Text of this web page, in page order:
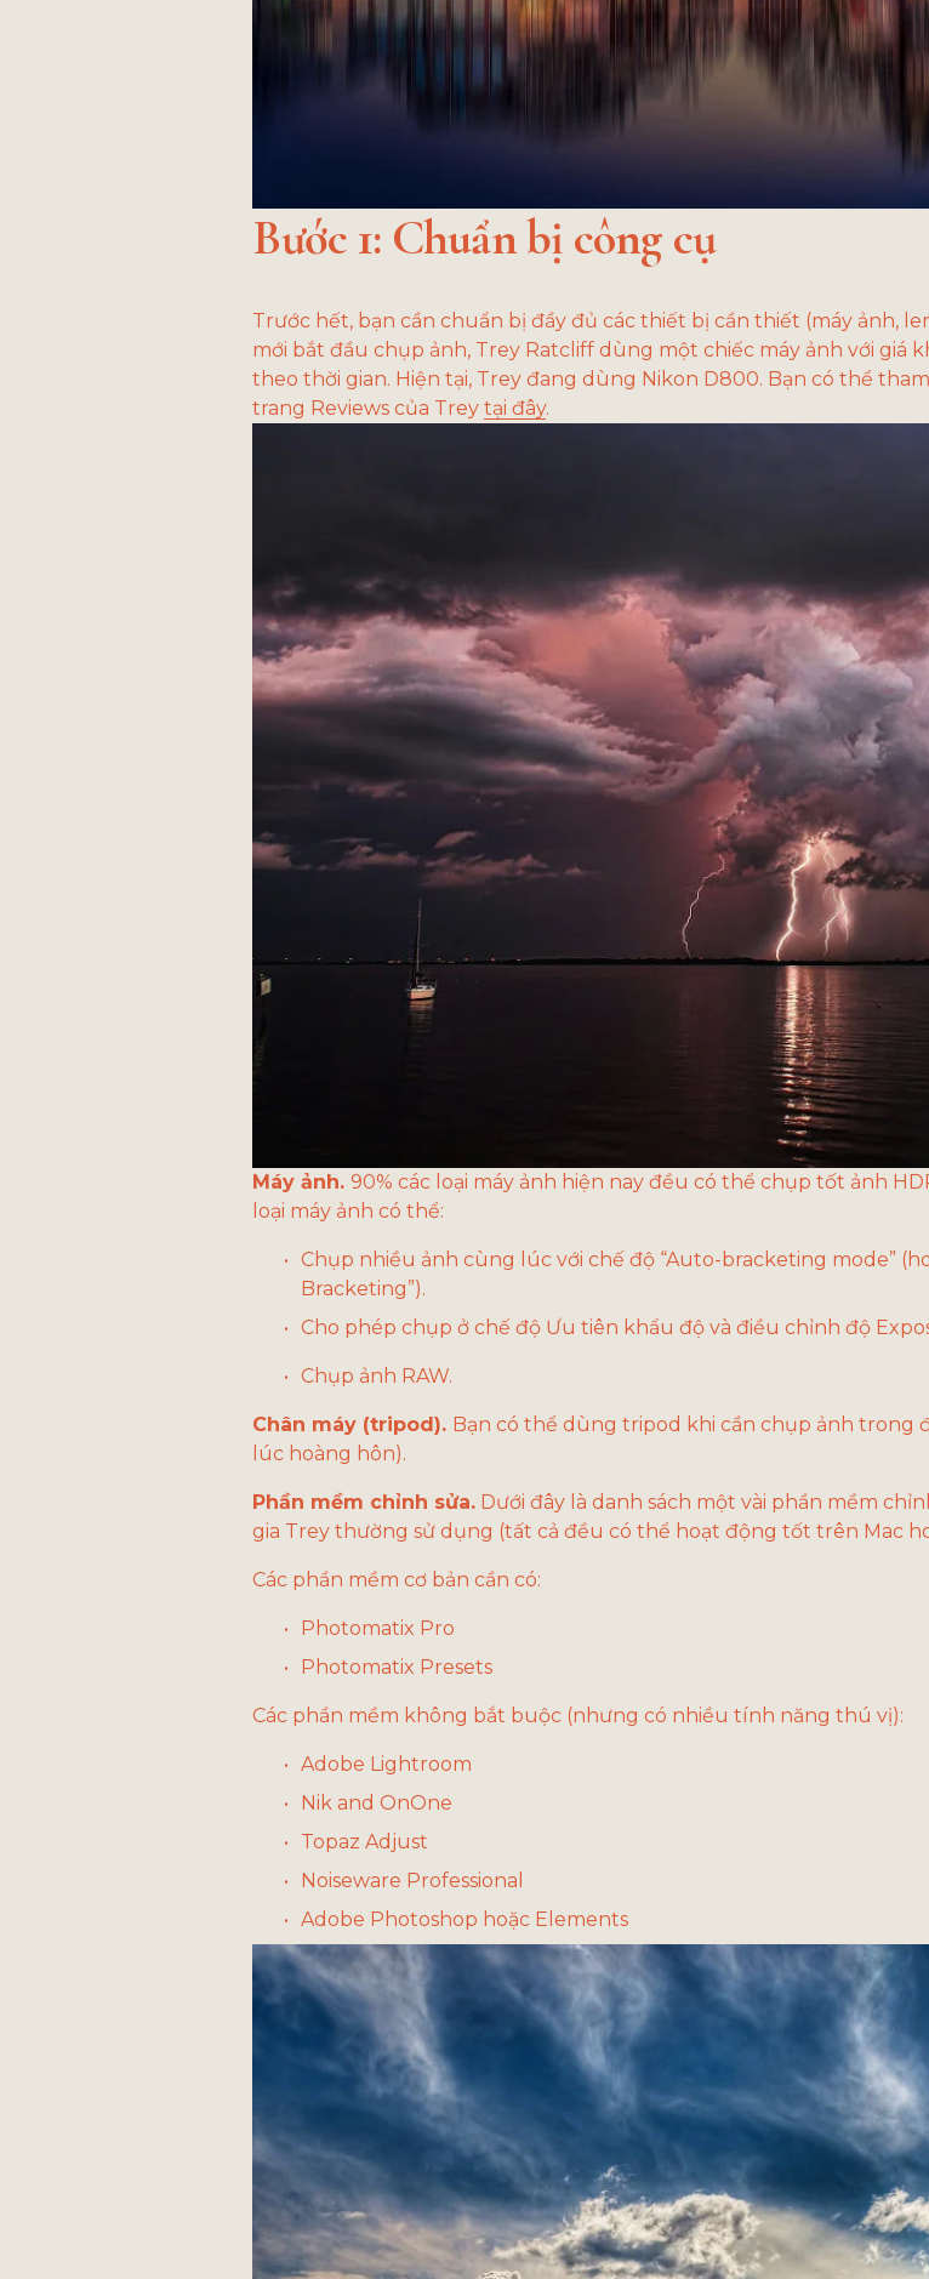
Bước 1: Chuẩn bị công cụ
Trước hết, bạn cần chuẩn bị đầy đủ các thiết bị cần thiết (máy ảnh,
mới bắt đầu chụp ảnh, Trey Ratcliff dùng một chiếc máy ảnh với giá
theo thời gian. Hiện tại, Trey đang dùng Nikon D800. Bạn có thể
trang Reviews của Trey tại đây.
Máy ảnh. 90% các loại máy ảnh hiện nay đều có thể chụp tốt ảnh
loại máy ảnh có thể:
Chụp nhiều ảnh cùng lúc với chế độ “Auto-bracketing mode”
Bracketing”).
Cho phép chụp ở chế độ Ưu tiên khẩu độ và điều chỉnh độ
Chụp ảnh RAW.
Chân máy (tripod). Bạn có thể dùng tripod khi cần chụp ảnh trong
lúc hoàng hôn).
Phần mềm chỉnh sửa. Dưới đây là danh sách một vài phần mềm
gia Trey thường sử dụng (tất cả đều có thể hoạt động tốt trên Mac
Các phần mềm cơ bản cần có:
Photomatix Pro
Photomatix Presets
Các phần mềm không bắt buộc (nhưng có nhiều tính năng thú vị):
Adobe Lightroom
Nik and OnOne
Topaz Adjust
Noiseware Professional
Adobe Photoshop hoặc Elements